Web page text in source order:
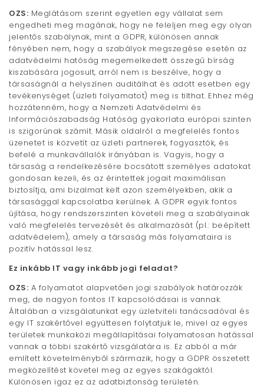
OZS: Meglátásom szerint egyetlen egy vállalat sem
engedheti meg magának, hogy ne feleljen meg egy olyan
jelentős szabálynak, mint a GDPR, különösen annak
fényében nem, hogy a szabályok megszegése esetén az
adatvédelmi hatóság megemelkedett összegű bírság
kiszabására jogosult, arról nem is beszélve, hogy a
társaságnál a helyszínen auditálhat és adott esetben egy
tevékenységet (üzleti folyamatot) meg is tilthat. Ehhez még
hozzátenném, hogy a Nemzeti Adatvédelmi és
Információszabadság Hatóság gyakorlata európai szinten
is szigorúnak számít. Másik oldalról a megfelelés fontos
üzenetet is közvetít az üzleti partnerek, fogyasztók, és
befelé a munkavállalók irányában is. Vagyis, hogy a
társaság a rendelkezésére bocsátott személyes adatokat
gondosan kezeli, és az érintettek jogait maximálisan
biztosítja, ami bizalmat kelt azon személyekben, akik a
társasággal kapcsolatba kerülnek. A GDPR egyik fontos
újítása, hogy rendszerszinten követeli meg a szabályainak
való megfelelés tervezését és alkalmazását (pl.: beépített
adatvédelem), amely a társaság más folyamataira is
pozitív hatással lesz.
Ez inkább IT vagy inkább jogi feladat?
OZS: A folyamatot alapvetően jogi szabályok határozzák
meg, de nagyon fontos IT kapcsolódásai is vannak.
Általában a vizsgálatunkat egy üzletviteli tanácsadóval és
egy IT szakértővel együttesen folytatjuk le, mivel az egyes
területek munkaközi megállapításai folyamatosan hatással
vannak a többi szakértő vizsgálatára is. Ez abból a már
említett követelményből származik, hogy a GDPR összetett
megközelítést követel meg az egyes szakágaktól.
Különösen igaz ez az adatbiztonság területén.